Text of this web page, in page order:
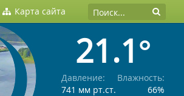
Карта сайта
21.1°
Давление:
741 мм рт.ст.
Влажность:
66%